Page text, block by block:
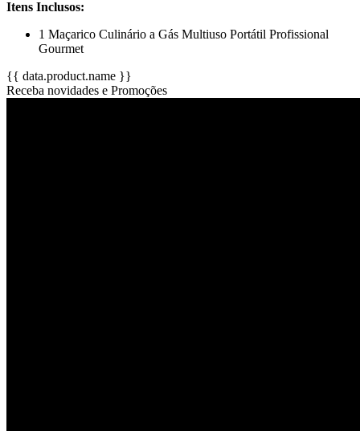
Itens Inclusos:
1 Maçarico Culinário a Gás Multiuso Portátil Profissional
Gourmet
{{ data.product.name }}
Receba novidades e Promoções